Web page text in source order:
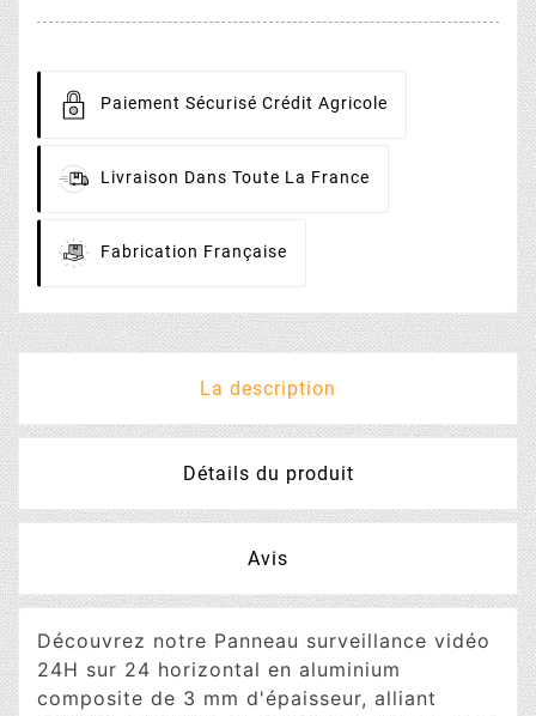
Paiement Sécurisé Crédit Agricole
Livraison Dans Toute La France
Fabrication Française
La description
Détails du produit
Avis
Découvrez notre Panneau surveillance vidéo
24H sur 24 horizontal en aluminium
composite de 3 mm d'épaisseur, alliant